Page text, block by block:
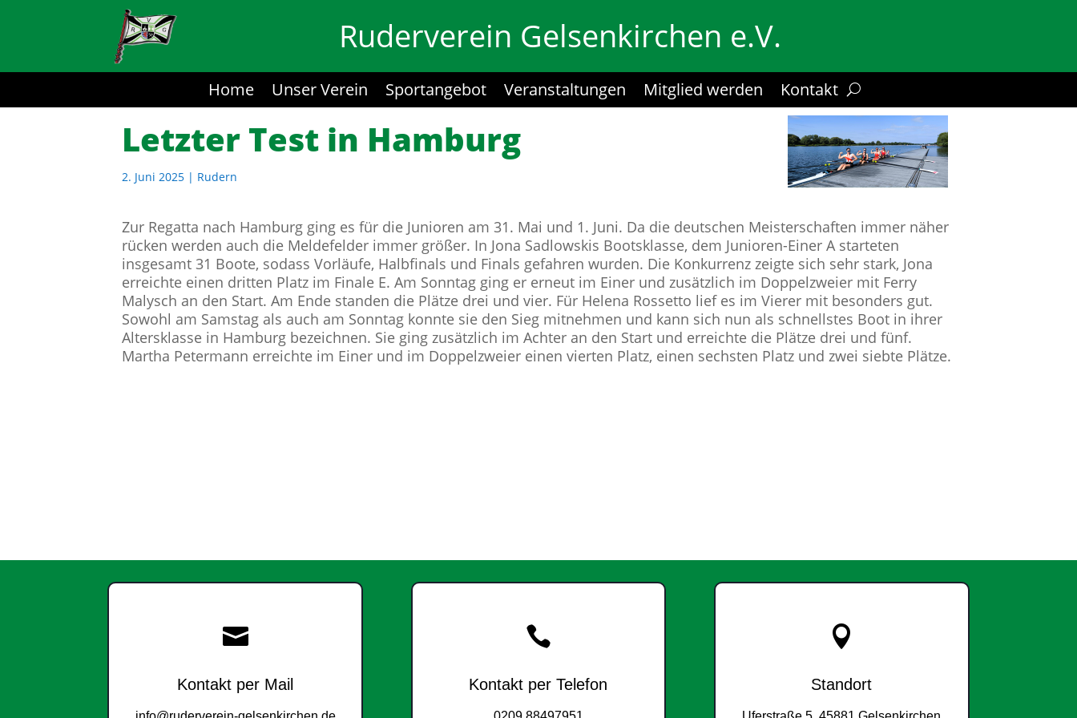
Ruderverein Gelsenkirchen e.V.
Home Unser Verein Sportangebot Veranstaltungen Mitglied werden Kontakt
Letzter Test in Hamburg
2. Juni 2025 | Rudern
Zur Regatta nach Hamburg ging es für die Junioren am 31. Mai und 1. Juni. Da die deutschen Meisterschaften immer näher
rücken werden auch die Meldefelder immer größer. In Jona Sadlowskis Bootsklasse, dem Junioren-Einer A starteten
insgesamt 31 Boote, sodass Vorläufe, Halbfinals und Finals gefahren wurden. Die Konkurrenz zeigte sich sehr stark, Jona
erreichte einen dritten Platz im Finale E. Am Sonntag ging er erneut im Einer und zusätzlich im Doppelzweier mit Ferry
Malysch an den Start. Am Ende standen die Plätze drei und vier. Für Helena Rossetto lief es im Vierer mit besonders gut.
Sowohl am Samstag als auch am Sonntag konnte sie den Sieg mitnehmen und kann sich nun als schnellstes Boot in ihrer
Altersklasse in Hamburg bezeichnen. Sie ging zusätzlich im Achter an den Start und erreichte die Plätze drei und fünf.
Martha Petermann erreichte im Einer und im Doppelzweier einen vierten Platz, einen sechsten Platz und zwei siebte Plätze.

Kontakt per Mail

Kontakt per Telefon

Standort